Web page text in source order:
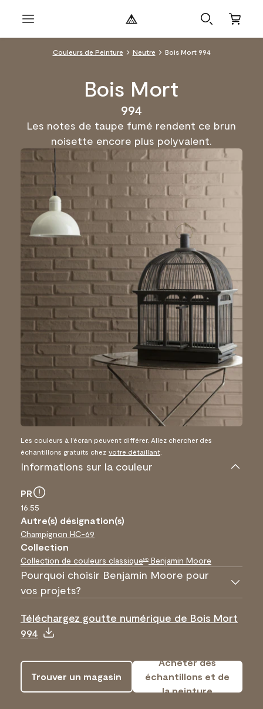
Couleurs de Peinture Neutre Bois Mort 994
Bois Mort
994
Les notes de taupe fumé rendent ce brun
noisette encore plus polyvalent.
Les couleurs à l’écran peuvent différer. Allez chercher des
échantillons gratuits chez votre détaillant
Informations sur la couleur
PR
16.55
Autre(s) désignation(s)
Champignon HC-69
Collection
Collection de couleurs classiqueMD Benjamin Moore
Pourquoi choisir Benjamin Moore pour
vos projets?
Téléchargez goutte numérique de Bois Mort
994
Trouver un magasin
Acheter des
échantillons et de
la peinture